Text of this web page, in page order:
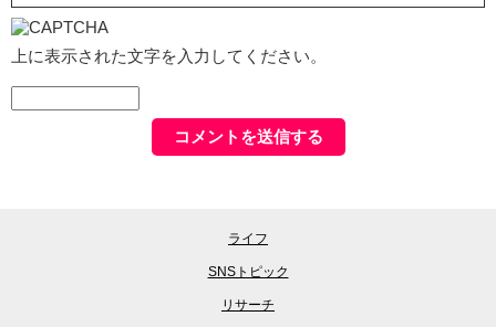
上に表示された文字を入力してください。
ライフ
SNSトピック
リサーチ